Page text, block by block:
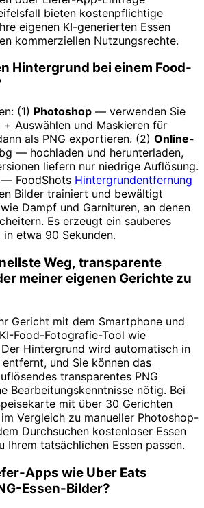
bieten kostenpflichtige
eigenen KI-generierten Essen
kommerziellen Nutzungsrechte.
Hintergrund bei einem Food-
(1) Photoshop — verwenden Sie
+ Auswählen und Maskieren für
als PNG exportieren. (2) Online-
— hochladen und herunterladen,
liefern nur niedrige Auflösung.
— FoodShots Hintergrundentfernung
Bilder trainiert und bewältigt
Dampf und Garnituren, an denen
Es erzeugt ein sauberes
etwa 90 Sekunden.
Weg, transparente
meiner eigenen Gerichte zu
Gericht mit dem Smartphone und
Food-Fotografie-Tool wie
Hintergrund wird automatisch in
und Sie können das
transparentes PNG
Bearbeitungskenntnisse nötig. Bei
mit über 30 Gerichten
Vergleich zu manueller Photoshop-
Durchsuchen kostenloser Essen
Ihrem tatsächlichen Essen passen.
Apps wie Uber Eats
Essen-Bilder?